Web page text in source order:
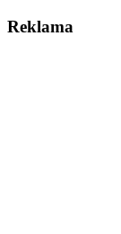
Reklama